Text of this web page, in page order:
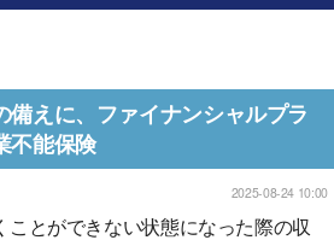
えに、ファイナンシャルプラ
不能保険
2025-08-24 10:00
とができない状態になった際の収